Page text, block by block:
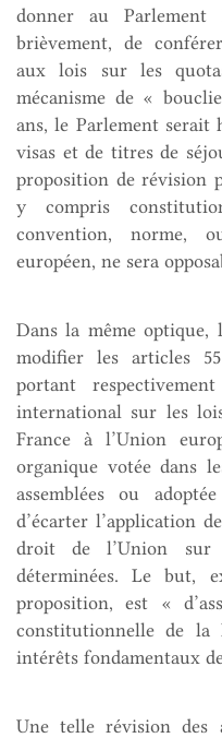
donner au
brièvement, de
aux lois sur les
mécanisme de «
ans, le Parlement serait
visas et de titres de
proposition de révision
y compris
convention, norme,
européen, ne sera
Dans la même optique,
modifier les articles
portant
international sur les
France à l’Union
organique votée dans
assemblées ou
d’écarter l’application
droit de l’Union sur
déterminées. Le but,
proposition, est «
constitutionnelle de la
intérêts fondamentaux
Une telle révision des